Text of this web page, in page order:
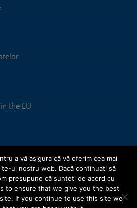
the EU
a vă asigura că vă oferim cea mai
ul nostru web. Dacă continuați să
presupune că sunteți de acord cu
to ensure that we give you the best
If you continue to use this site we